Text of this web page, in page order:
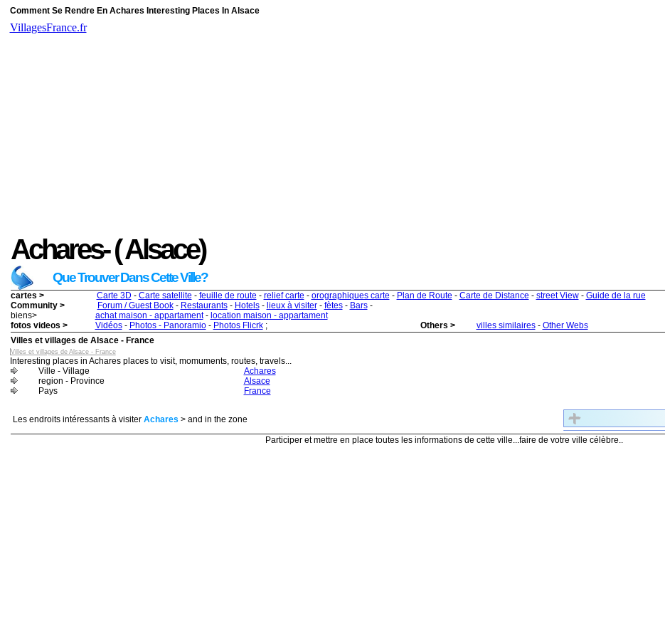
Comment Se Rendre En Achares Interesting Places In Alsace
VillagesFrance.fr
Achares- ( Alsace)
Que Trouver Dans Cette Ville?
cartes > Carte 3D - Carte satellite - feuille de route - relief carte - orographiques carte - Plan de Route - Carte de Distance - street View- Guide de la rue
Community >
Forum / Guest Book- Restaurants- Hotels- lieux à visiter- fètes- Bars-
biens>
achat maison - appartament- location maison - appartament
fotos videos >
Vidéos- Photos - Panoramio- Photos Flicrk; Others > villes similaires- Other Webs
Villes et villages de Alsace - France
Villes et villages de Alsace - France
Interesting places in Achares places to visit, momuments, routes, travels...
Ville - Village
Achares
region - Province
Alsace
Pays
France
Les endroits intéressants à visiter Achares > and in the zone
Participer et mettre en place toutes les informations de cette ville...faire de votre ville célèbre..